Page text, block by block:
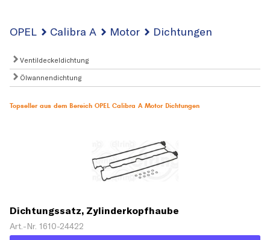
OPEL Calibra A Motor Dichtungen
Ventildeckeldichtung
Ölwannendichtung
Topseller aus dem Bereich OPEL Calibra A Motor Dichtungen
Dichtungssatz, Zylinderkopfhaube
Art.-Nr. 1610-24422